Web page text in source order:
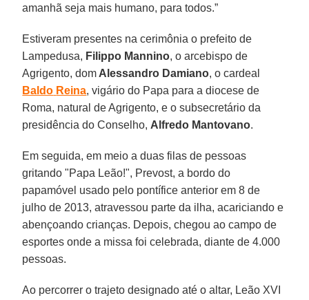
amanhã seja mais humano, para todos.”
Estiveram presentes na cerimônia o prefeito de
Lampedusa, Filippo Mannino, o arcebispo de
Agrigento, dom Alessandro Damiano, o cardeal
Baldo Reina, vigário do Papa para a diocese de
Roma, natural de Agrigento, e o subsecretário da
presidência do Conselho, Alfredo Mantovano.
Em seguida, em meio a duas filas de pessoas
gritando "Papa Leão!", Prevost, a bordo do
papamóvel usado pelo pontífice anterior em 8 de
julho de 2013, atravessou parte da ilha, acariciando e
abençoando crianças. Depois, chegou ao campo de
esportes onde a missa foi celebrada, diante de 4.000
pessoas.
Ao percorrer o trajeto designado até o altar, Leão XVI